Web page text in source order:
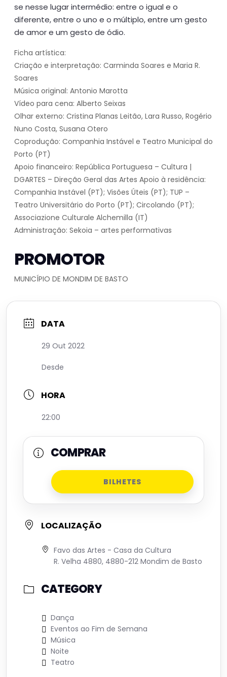
se nesse lugar intermédio: entre o igual e o
diferente, entre o uno e o múltiplo, entre um gesto
de amor e um gesto de ódio.
Ficha artística:
Criação e interpretação: Carminda Soares e Maria R.
Soares
Música original: Antonio Marotta
Vídeo para cena: Alberto Seixas
Olhar externo: Cristina Planas Leitão, Lara Russo, Rogério
Nuno Costa, Susana Otero
Coprodução: Companhia Instável e Teatro Municipal do
Porto (PT)
Apoio financeiro: República Portuguesa – Cultura |
DGARTES – Direção Geral das Artes Apoio à residência:
Companhia Instável (PT); Visões Úteis (PT); TUP –
Teatro Universitário do Porto (PT); Circolando (PT);
Associazione Culturale Alchemilla (IT)
Administração: Sekoia – artes performativas
PROMOTOR
MUNICÍPIO DE MONDIM DE BASTO
DATA
29 Out 2022
Desde
HORA
22:00
COMPRAR
BILHETES
LOCALIZAÇÃO
Favo das Artes - Casa da Cultura
R. Velha 4880, 4880-212 Mondim de Basto
CATEGORY
Dança
Eventos ao Fim de Semana
Música
Noite
Teatro